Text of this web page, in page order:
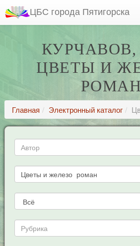
ЦБС города Пятигорска
КУРЧАВОВ,
ЦВЕТЫ И
Главная Электронный каталог